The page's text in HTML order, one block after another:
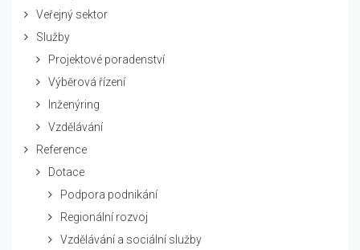
Veřejný sektor
Služby
Projektové poradenství
Výběrová řízení
Inženýring
Vzdělávání
Reference
Dotace
Podpora podnikání
Regionální rozvoj
Vzdělávání a sociální služby